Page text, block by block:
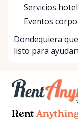
Servicios
Eventos
Dondequiera
listo para
Rent